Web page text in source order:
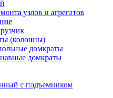
узлов и агрегатов
(колонны)
домкраты
домкраты
с подъемником